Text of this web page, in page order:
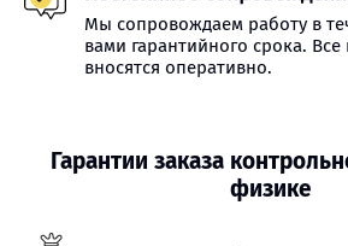
Мы сопровождаем работу в
вами гарантийного срока.
вносятся оперативно.
Гарантии заказа
физике